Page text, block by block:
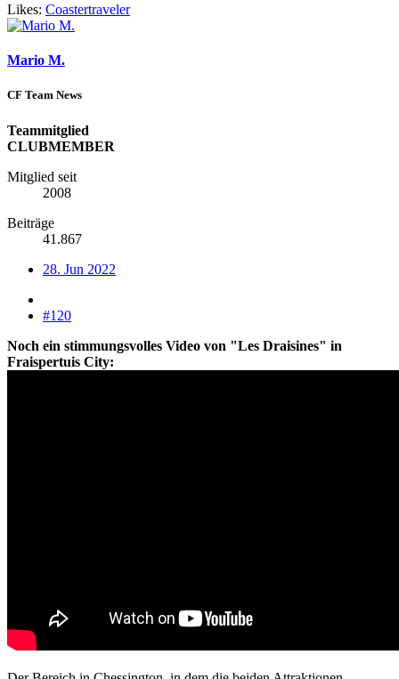
Likes: Coastertraveler
Mario M.
CF Team News
Teammitglied
CLUBMEMBER
Mitglied seit
2008
Beiträge
41.867
28. Jun 2022
#120
Noch ein stimmungsvolles Video von "Les Draisines" in
Fraispertuis City: